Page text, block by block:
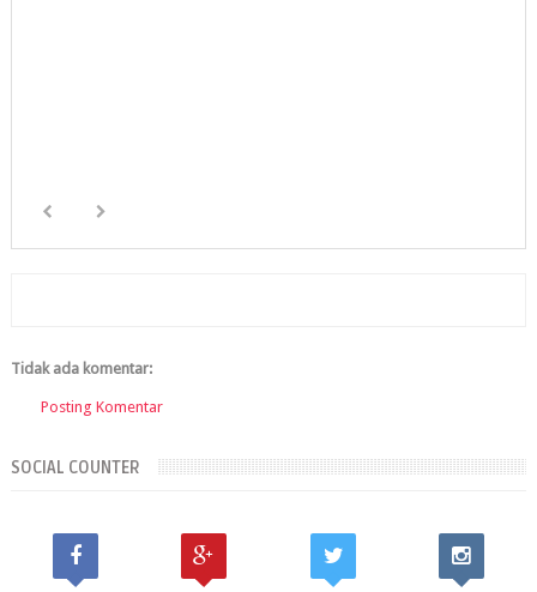
Tidak ada komentar:
Posting Komentar
SOCIAL COUNTER